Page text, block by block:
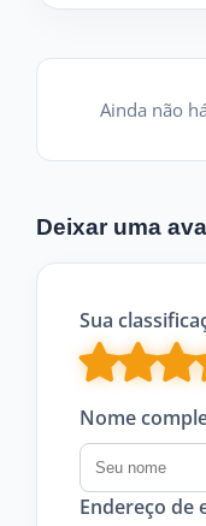
Ainda não
Deixar uma
Sua
Nome
Endereço de